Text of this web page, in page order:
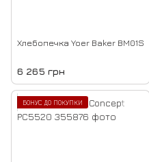
Хлебопечка Yoer Baker BM01S
6 265 грн
БОНУС ДО ПОКУПКИ